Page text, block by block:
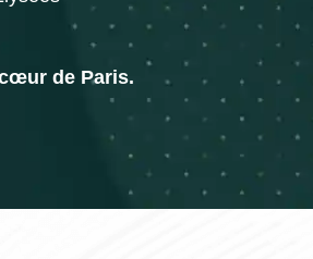
de Paris.